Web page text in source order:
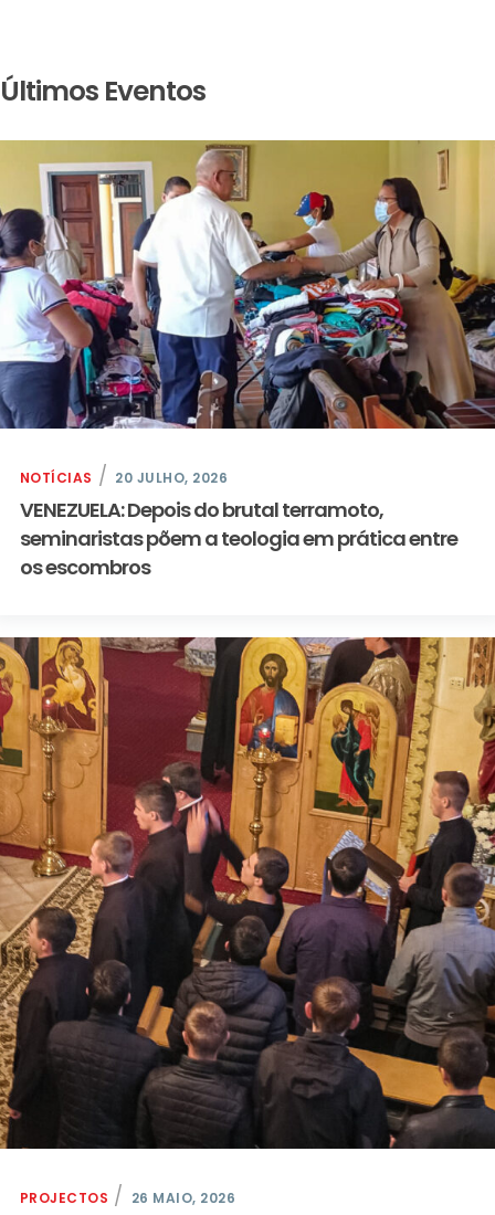
Últimos Eventos
NOTÍCIAS 20 JULHO, 2026
VENEZUELA: Depois do brutal terramoto,
seminaristas põem a teologia em prática entre
os escombros
PROJECTOS 26 MAIO, 2026